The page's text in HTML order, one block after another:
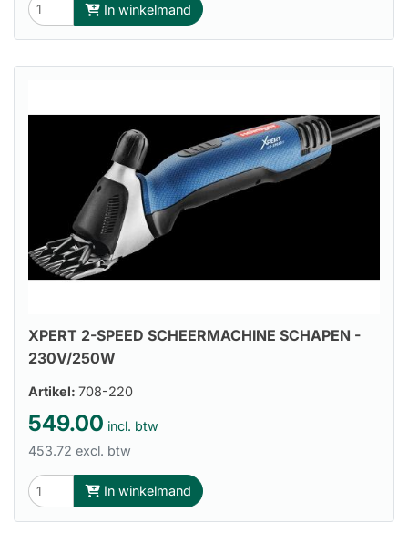
In winkelmand
XPERT 2-SPEED SCHEERMACHINE SCHAPEN -
230V/250W
Artikel: 708-220
549.00 incl. btw
453.72 excl. btw
In winkelmand